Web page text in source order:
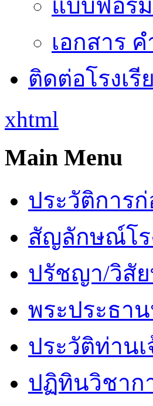
แบบฟอร์
เอกสาร
ติดต่อโรงเรี
xhtml
Main Menu
ประวัติการก่
สัญลักษณ์โร
ปรัชญา/วิสั
พระประธาน
ประวัติท่าน
ปฏิทินวิชาก